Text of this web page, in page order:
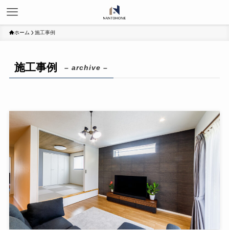
ホーム 施工事例
施工事例 – archive –